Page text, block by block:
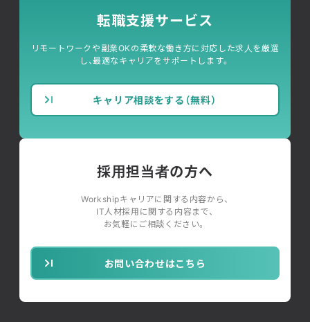
転職支援サービス
リモートワークや副業OKの柔軟な働き方に対応した求人を厳選
し、最適なキャリアをサポートします。
キャリア相談をする（無料）
採用担当者の方へ
Workshipキャリアに関する内容から、
IT人材採用に関する内容まで、
お気軽にご相談ください。
お問い合わせはこちら